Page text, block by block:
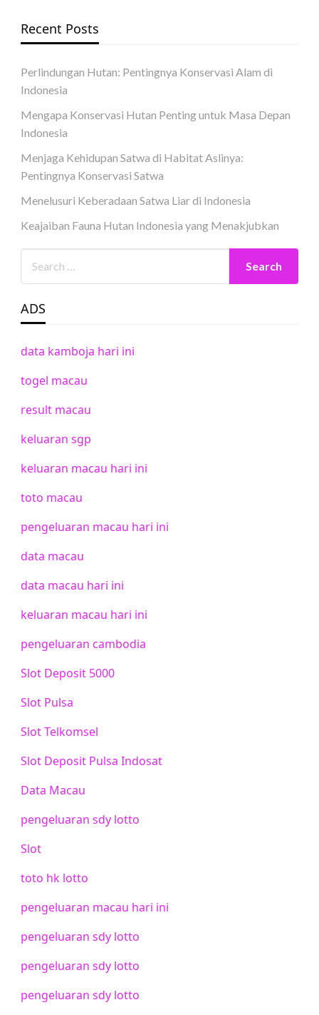
Recent Posts
Perlindungan Hutan: Pentingnya Konservasi Alam di
Indonesia
Mengapa Konservasi Hutan Penting untuk Masa Depan
Indonesia
Menjaga Kehidupan Satwa di Habitat Aslinya:
Pentingnya Konservasi Satwa
Menelusuri Keberadaan Satwa Liar di Indonesia
Keajaiban Fauna Hutan Indonesia yang Menakjubkan
ADS
data kamboja hari ini
togel macau
result macau
keluaran sgp
keluaran macau hari ini
toto macau
pengeluaran macau hari ini
data macau
data macau hari ini
keluaran macau hari ini
pengeluaran cambodia
Slot Deposit 5000
Slot Pulsa
Slot Telkomsel
Slot Deposit Pulsa Indosat
Data Macau
pengeluaran sdy lotto
Slot
toto hk lotto
pengeluaran macau hari ini
pengeluaran sdy lotto
pengeluaran sdy lotto
pengeluaran sdy lotto